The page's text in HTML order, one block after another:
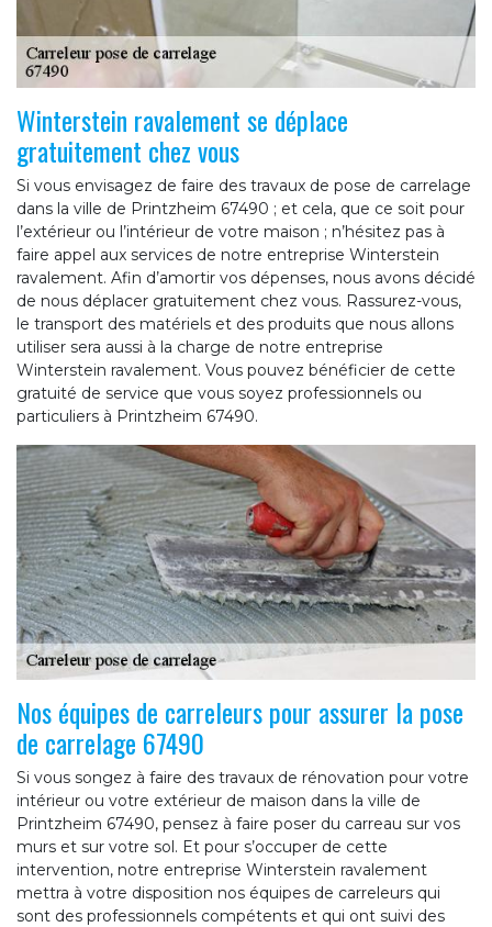
Winterstein ravalement se déplace
gratuitement chez vous
Si vous envisagez de faire des travaux de pose de carrelage
dans la ville de Printzheim 67490 ; et cela, que ce soit pour
l’extérieur ou l’intérieur de votre maison ; n’hésitez pas à
faire appel aux services de notre entreprise Winterstein
ravalement. Afin d’amortir vos dépenses, nous avons décidé
de nous déplacer gratuitement chez vous. Rassurez-vous,
le transport des matériels et des produits que nous allons
utiliser sera aussi à la charge de notre entreprise
Winterstein ravalement. Vous pouvez bénéficier de cette
gratuité de service que vous soyez professionnels ou
particuliers à Printzheim 67490.
Nos équipes de carreleurs pour assurer la pose
de carrelage 67490
Si vous songez à faire des travaux de rénovation pour votre
intérieur ou votre extérieur de maison dans la ville de
Printzheim 67490, pensez à faire poser du carreau sur vos
murs et sur votre sol. Et pour s’occuper de cette
intervention, notre entreprise Winterstein ravalement
mettra à votre disposition nos équipes de carreleurs qui
sont des professionnels compétents et qui ont suivi des